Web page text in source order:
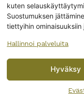
kuten
Suostumuksen
tiettyihin ominaisuuksiin
Hallinnoi palveluita
Hyväksy
UUSIMMAT
ARABIAN
By subscribing to
Wanhojen